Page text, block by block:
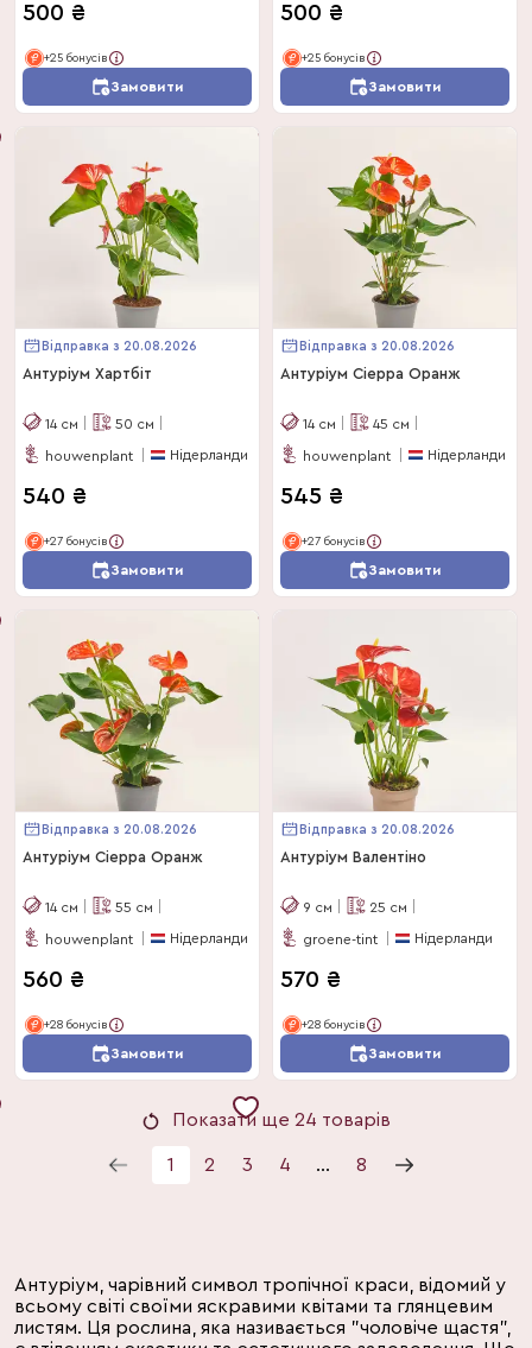
500 ₴
+25 бонусів
Замовити
500 ₴
+25 бонусів
Замовити
Відправка з 20.08.2026
Антуріум Хартбіт
14 см 50 см
houwenplant Нідерланди
540 ₴
+27 бонусів
Замовити
Відправка з 20.08.2026
Антуріум Сіерра Оранж
14 см 45 см
houwenplant Нідерланди
545 ₴
+27 бонусів
Замовити
Відправка з 20.08.2026
Антуріум Сіерра Оранж
14 см 55 см
houwenplant Нідерланди
560 ₴
+28 бонусів
Замовити
Відправка з 20.08.2026
Антуріум Валентіно
9 см 25 см
groene-tint Нідерланди
570 ₴
+28 бонусів
Замовити
Показати ще 24 товарів
1 2 3 4 ... 8
Антуріум, чарівний символ тропічної краси, відомий у
всьому світі своїми яскравими квітами та глянцевим
листям. Ця рослина, яка називається "чоловіче щастя",